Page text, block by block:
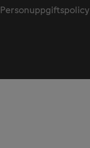
Personuppgiftspolicy